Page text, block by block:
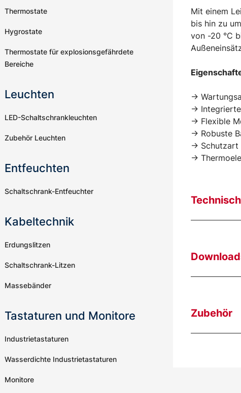
Mit einem
bis hin zu
von -20 °C
->
->
-> Flexible
-> Robuste
-> Schutzart
->
Zubehör
Thermostate
Hygrostate
Thermostate für explosionsgefährdete
Bereiche
Leuchten
LED-Schaltschrankleuchten
Zubehör Leuchten
Entfeuchten
Schaltschrank-Entfeuchter
Kabeltechnik
Erdungslitzen
Schaltschrank-Litzen
Massebänder
Tastaturen und Monitore
Industrietastaturen
Wasserdichte Industrietastaturen
Monitore